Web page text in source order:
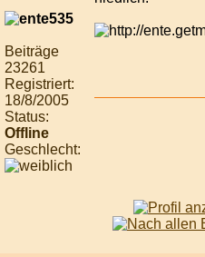
Beiträge
23261
Registriert:
18/8/2005
Status:
Offline
Geschlecht: